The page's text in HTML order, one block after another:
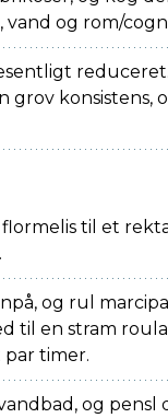
og rom/
grov konsistens,
til et
og rul
til en stram
timer.
og pensl